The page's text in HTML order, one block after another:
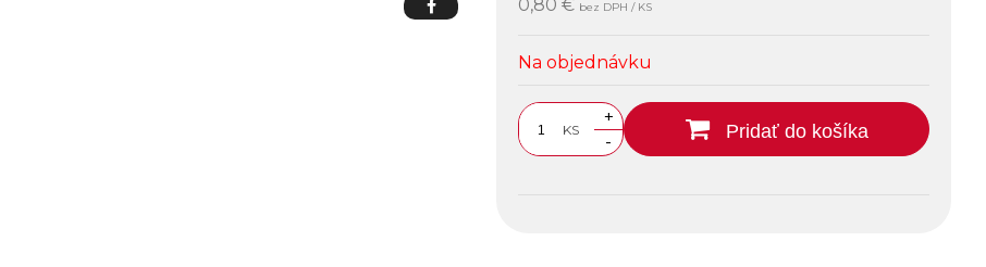
0,80 € bez DPH / KS
Na objednávku
KS
+
-
Pridať do košíka